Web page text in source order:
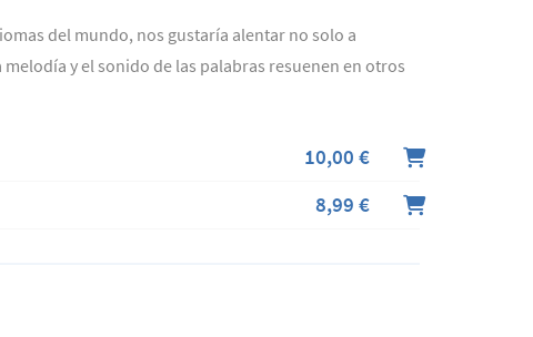
del mundo, nos gustaría alentar no solo a
y el sonido de las palabras resuenen en otros
10,00 €
8,99 €